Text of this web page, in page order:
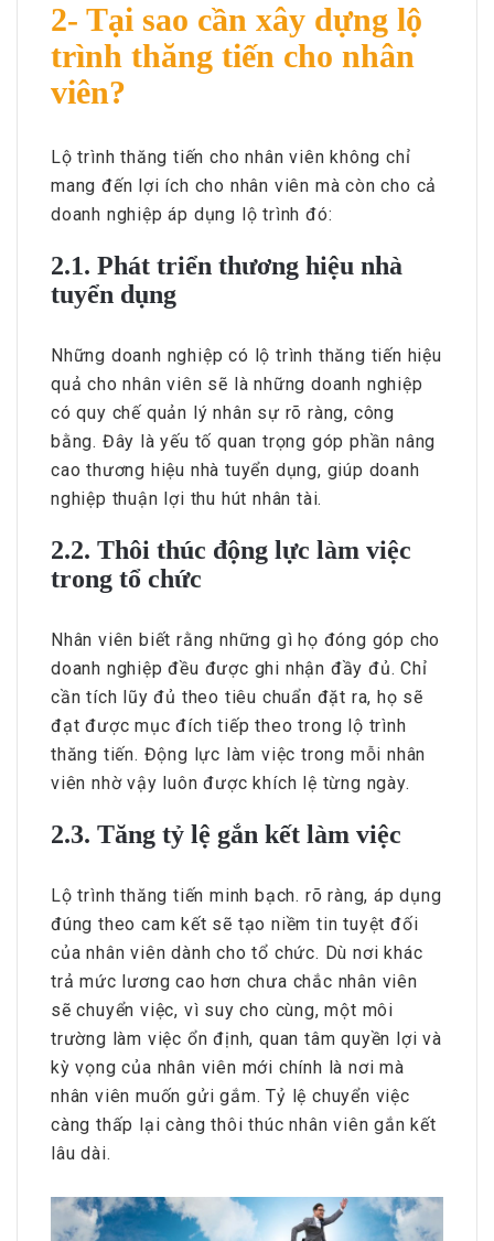
2- Tại sao cần xây dựng lộ
trình thăng tiến cho nhân
viên?
Lộ trình thăng tiến cho nhân viên không chỉ
mang đến lợi ích cho nhân viên mà còn cho cả
doanh nghiệp áp dụng lộ trình đó:
2.1. Phát triển thương hiệu nhà
tuyển dụng
Những doanh nghiệp có lộ trình thăng tiến hiệu
quả cho nhân viên sẽ là những doanh nghiệp
có quy chế quản lý nhân sự rõ ràng, công
bằng. Đây là yếu tố quan trọng góp phần nâng
cao thương hiệu nhà tuyển dụng, giúp doanh
nghiệp thuận lợi thu hút nhân tài.
2.2. Thôi thúc động lực làm việc
trong tổ chức
Nhân viên biết rằng những gì họ đóng góp cho
doanh nghiệp đều được ghi nhận đầy đủ. Chỉ
cần tích lũy đủ theo tiêu chuẩn đặt ra, họ sẽ
đạt được mục đích tiếp theo trong lộ trình
thăng tiến. Động lực làm việc trong mỗi nhân
viên nhờ vậy luôn được khích lệ từng ngày.
2.3. Tăng tỷ lệ gắn kết làm việc
Lộ trình thăng tiến minh bạch. rõ ràng, áp dụng
đúng theo cam kết sẽ tạo niềm tin tuyệt đối
của nhân viên dành cho tổ chức. Dù nơi khác
trả mức lương cao hơn chưa chắc nhân viên
sẽ chuyển việc, vì suy cho cùng, một môi
trường làm việc ổn định, quan tâm quyền lợi và
kỳ vọng của nhân viên mới chính là nơi mà
nhân viên muốn gửi gắm. Tỷ lệ chuyển việc
càng thấp lại càng thôi thúc nhân viên gắn kết
lâu dài.